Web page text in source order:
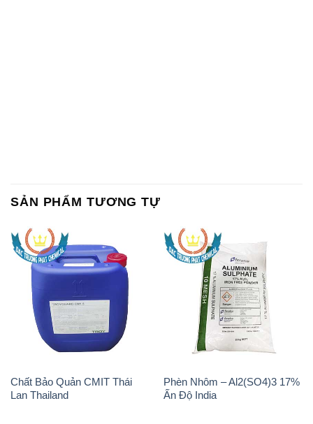
SẢN PHẨM TƯƠNG TỰ
Chất Bảo Quản CMIT Thái
Lan Thailand
Phèn Nhôm – Al2(SO4)3 17%
Ấn Độ India